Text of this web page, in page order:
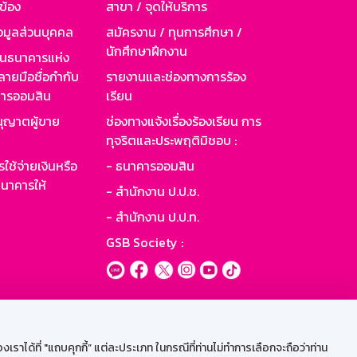
ได้ที่ "แถบคุกกี้” แต่ละประเภท ในกรณีที่ท่านไม่ทำการเลือกจะถือว่าท่าน
อง
มูลส่วนบุคคล
นาคารแห่ง
ายมือชื่อกำกับ
รออมสิน
ญาตผู้ขาย
ช้จ่ายเงินหรือ
คารให้
สาขา / จุดให้บริการ
สมัครงาน / ทุนการศึกษา /
นักศึกษาฝึกงาน
รายงานและช่องทางการร้อง
เรียน
ช่องทางแจ้งเรื่องร้องเรียน การ
ทุจริตและประพฤติมิชอบ :
- ธนาคารออมสิน
- สำนักงาน ป.ป.ช.
- สำนักงาน ป.ป.ท.
GSB Society :